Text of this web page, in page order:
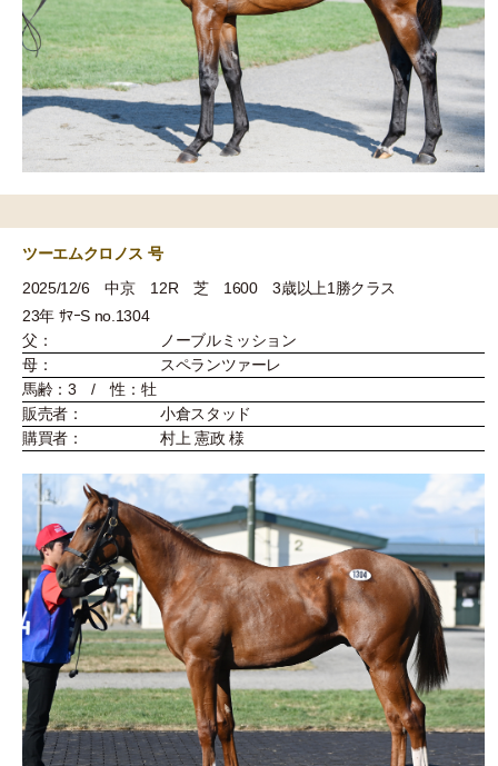
ツーエムクロノス 号
2025/12/6 中京 12R 芝 1600 3歳以上1勝クラス
23年 ｻﾏｰS no.1304
父：
ノーブルミッション
母：
スペランツァーレ
馬齢：3 / 性：牡
販売者：
小倉スタッド
購買者：
村上 憲政 様